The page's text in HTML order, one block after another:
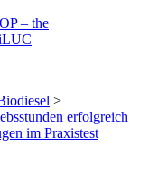
– the
>
erfolgreich
im Praxistest